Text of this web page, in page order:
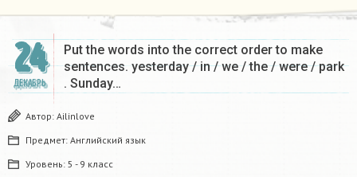
24
ДЕКАБРЬ
Put the words into the correct order to make
sentences. yesterday / in / we / the / were / park
. Sunday…
Автор: Ailinlove
Предмет: Английский язык
Уровень: 5 - 9 класс